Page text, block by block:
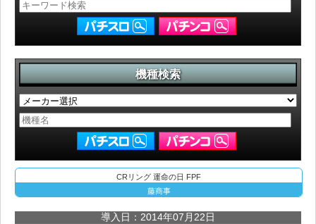
機種検索
CRリング 運命の日 FPF
藤商事
導入日：2014年07月22日